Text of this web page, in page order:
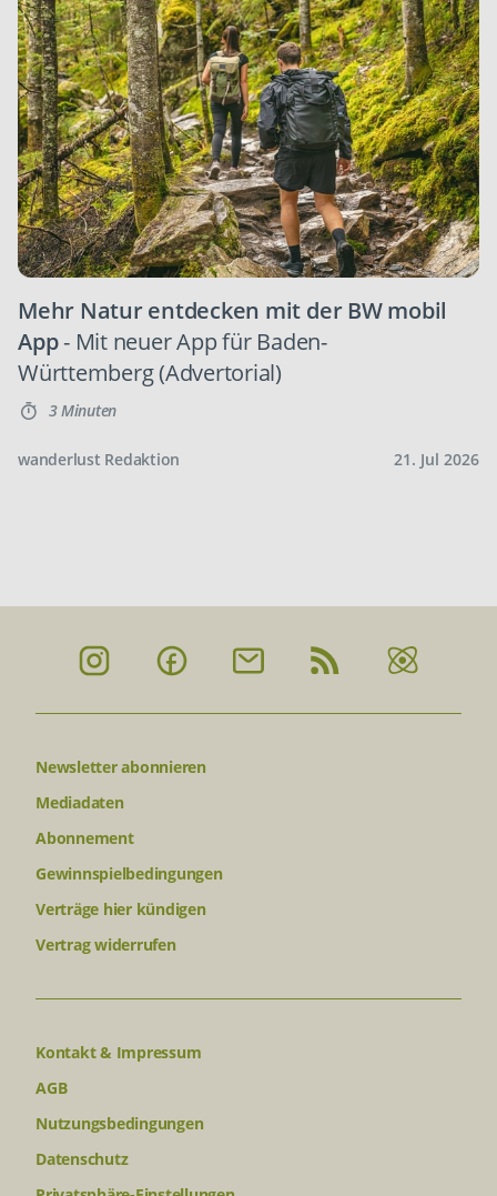
Mehr Natur entdecken mit der BW mobil
App- Mit neuer App für Baden-
Württemberg (Advertorial)
3 Minuten
wanderlust Redaktion 21. Jul 2026
Newsletter abonnieren
Mediadaten
Abonnement
Gewinnspielbedingungen
Verträge hier kündigen
Vertrag widerrufen
Kontakt & Impressum
AGB
Nutzungsbedingungen
Datenschutz